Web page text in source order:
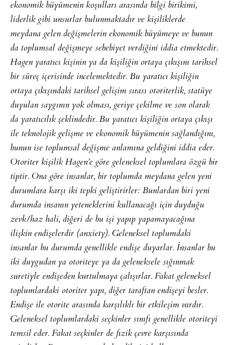
ekonomik büyümenin koşulları arasında bilgi birikimi,
liderlik gibi unsurlar bulunmaktadır ve kişiliklerde
meydana gelen değişmelerin ekonomik büyümeye ve bunun
da toplumsal değişmeye sebebiyet verdiğini iddia etmektedir.
Hagen yaratıcı kişinin ya da kişiliğin ortaya çıkışını tarihsel
bir süreç içerisinde incelemektedir. Bu yaratıcı kişiliğin
ortaya çıkışındaki tarihsel gelişim sırası otoriterlik, statüye
duyulan saygının yok olması, geriye çekilme ve son olarak
da yaratıcılık şeklindedir. Bu yaratıcı kişiliğin ortaya çıkışı
ile teknolojik gelişme ve ekonomik büyümenin sağlandığını,
bunun ise toplumsal değişme anlamına geldiğini iddia eder.
Otoriter kişilik Hagen’e göre geleneksel toplumlara özgü bir
tiptir. Ona göre insanlar, bir toplumda meydana gelen yeni
durumlara karşı iki tepki geliştirirler: Bunlardan biri yeni
durumda insanın yeteneklerini kullanacağı için duyduğu
zevk/haz hali, diğeri de bu işi yapıp yapamayacağına
ilişkin endişelerdir (anxiety). Geleneksel toplumdaki
insanlar bu durumda genellikle endişe duyarlar. İnsanlar bu
iki duygudan ya otoriteye ya da geleneksele sığınmak
suretiyle endişeden kurtulmaya çalışırlar. Fakat geleneksel
toplumlardaki otoriter yapı, diğer taraftan endişeyi besler.
Endişe ile otorite arasında karşılıklı bir etkileşim vardır.
Geleneksel toplumlardaki seçkinler sınıfı genellikle otoriteyi
temsil eder. Fakat seçkinler de fizik çevre karşısında